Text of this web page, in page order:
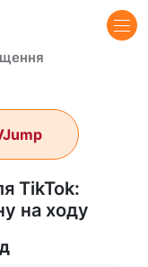
TikTok:
на ходу